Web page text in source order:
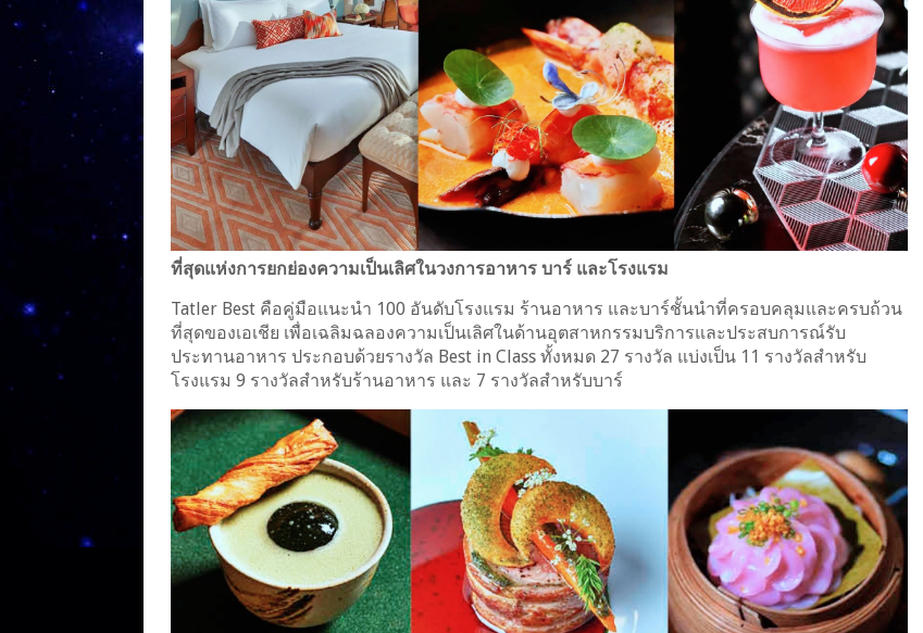
ที่สุดแห่งการยกย่องความเป็นเลิศในวงการอาหาร บาร์ และโรงแรม
Tatler Best คือคู่มือแนะนำ 100 อันดับโรงแรม ร้านอาหาร และบาร์ชั้นนำที่ครอบคลุมและครบถ้วน
ที่สุดของเอเชีย เพื่อเฉลิมฉลองความเป็นเลิศในด้านอุตสาหกรรมบริการและประสบการณ์รับ
ประทานอาหาร ประกอบด้วยรางวัล Best in Class ทั้งหมด 27 รางวัล แบ่งเป็น 11 รางวัลสำหรับ
โรงแรม 9 รางวัลสำหรับร้านอาหาร และ 7 รางวัลสำหรับบาร์